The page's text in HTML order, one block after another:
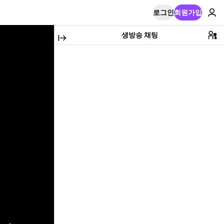
로그인회원가입
생방송 채팅